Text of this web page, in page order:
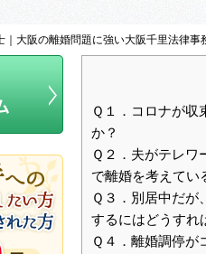
大阪の離婚問題に強い大阪千里法律事
Ｑ１．コロナが
か？
Ｑ２．夫がテレ
で離婚を考えてい
Ｑ３．別居中だ
するにはどうすれ
Ｑ４．離婚調停が